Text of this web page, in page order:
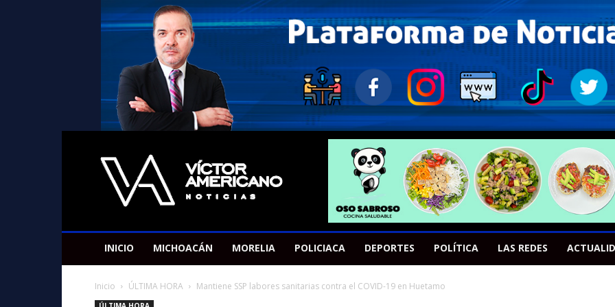
Americano
Victor
INICIO MICHOACÁN MORELIA POLICIACA DEPORTES POLÍTICA LAS REDES
Inicio ÚLTIMA HORA Mantiene SSP labores sanitarias contra el COVID-19 en Huetamo